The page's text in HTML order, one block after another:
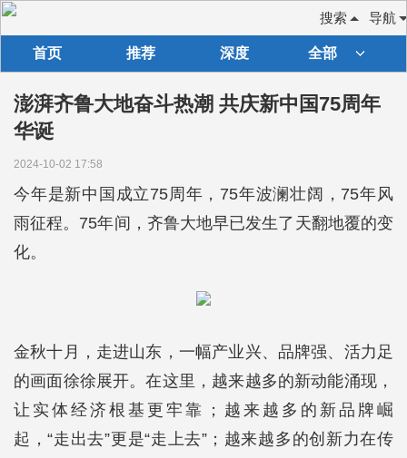
导航
搜索
首页 推荐 深度 全部
澎湃齐鲁大地奋斗热潮 共庆新中国75周年
华诞
2024-10-02 17:58
今年是新中国成立75周年，75年波澜壮阔，75年风
雨征程。75年间，齐鲁大地早已发生了天翻地覆的变
化。
金秋十月，走进山东，一幅产业兴、品牌强、活力足
的画面徐徐展开。在这里，越来越多的新动能涌现，
让实体经济根基更牢靠；越来越多的新品牌崛
起，“走出去”更是“走上去”；越来越多的创新力在传